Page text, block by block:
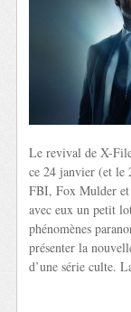
Le revival de X-
ce 24 janvier (et le
FBI, Fox Mulder
avec eux un petit
phénomènes
présenter la
d’une série culte.